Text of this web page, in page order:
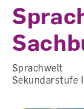
Sprachwelt
Sekundarstufe I